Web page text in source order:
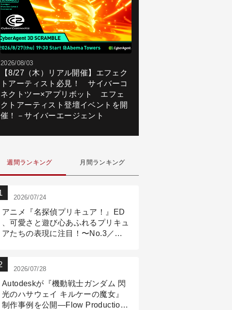
2026/08/03
【8/27（木）リアル開催】エフェク
トアーティスト必見！ サイバーコ
ネクトツー×アプリボット エフェ
クトアーティスト登壇イベントを開
催！－サイバーエージェント
週間ランキング 月間ランキング
2026/07/24
アニメ『名探偵プリキュア！』ED
、可愛さと遊び心あふれるプリキュ
アたちの表現に注目！〜No.3／ア
2026/07/28
Autodeskが『機動戦士ガンダム 閃
光のハサウェイ キルケーの魔女』
制作事例を公開―Flow Production